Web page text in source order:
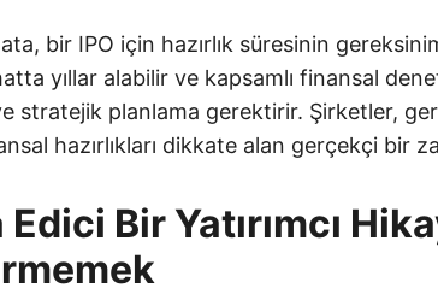
bir IPO için hazırlık süresinin
yıllar alabilir ve kapsamlı finansal
stratejik planlama gerektirir. Şirketler,
hazırlıkları dikkate alan gerçekçi bir
Bir Yatırımcı